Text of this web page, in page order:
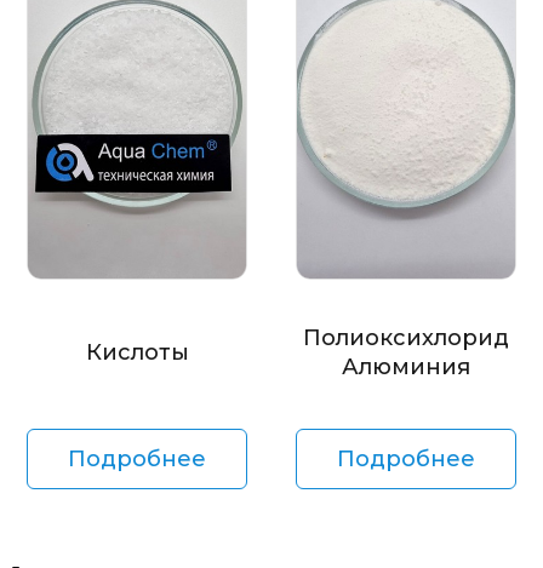
Кислоты
Подробнее
Полиоксихлорид
Алюминия
Подробнее